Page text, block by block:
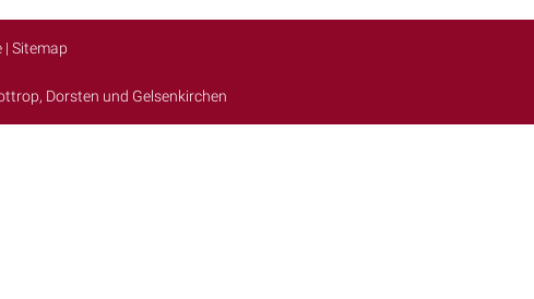
| Sitemap
, Dorsten und Gelsenkirchen